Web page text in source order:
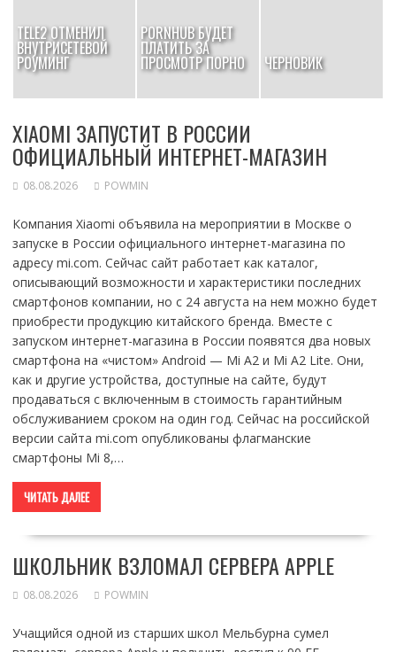
TELE2 ОТМЕНИЛ
ВНУТРИСЕТЕВОЙ
РОУМИНГ
PORNHUB БУДЕТ
ПЛАТИТЬ ЗА
ПРОСМОТР ПОРНО ЧЕРНОВИК
XIAOMI ЗАПУСТИТ В РОССИИ
ОФИЦИАЛЬНЫЙ ИНТЕРНЕТ-МАГАЗИН
08.08.2026 POWMIN
Компания Xiaomi объявила на мероприятии в Москве о
запуске в России официального интернет-магазина по
адресу mi.com. Сейчас сайт работает как каталог,
описывающий возможности и характеристики последних
смартфонов компании, но с 24 августа на нем можно будет
приобрести продукцию китайского бренда. Вместе с
запуском интернет-магазина в России появятся два новых
смартфона на «чистом» Android — Mi A2 и Mi A2 Lite. Они,
как и другие устройства, доступные на сайте, будут
продаваться с включенным в стоимость гарантийным
обслуживанием сроком на один год. Сейчас на российской
версии сайта mi.com опубликованы флагманские
смартфоны Mi 8,…
ЧИТАТЬ ДАЛЕЕ
ШКОЛЬНИК ВЗЛОМАЛ СЕРВЕРА APPLE
08.08.2026 POWMIN
Учащийся одной из старших школ Мельбурна сумел